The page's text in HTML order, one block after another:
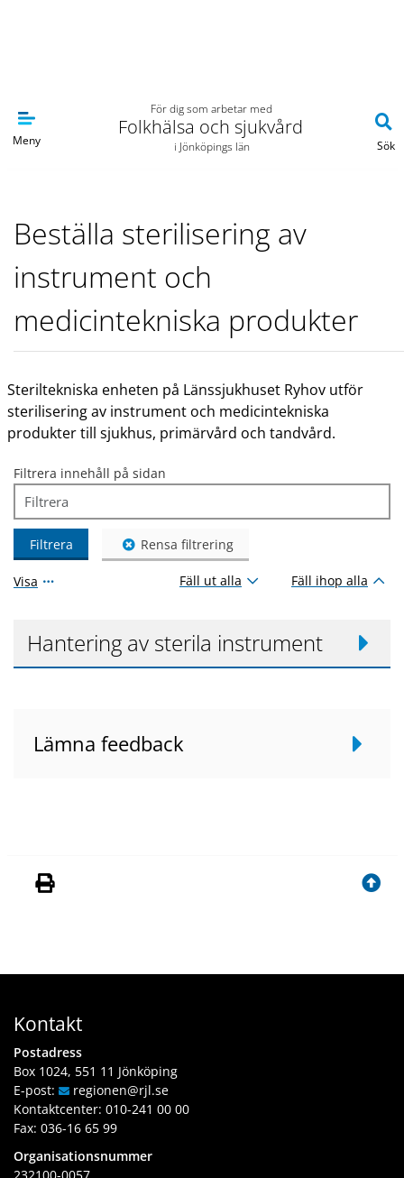
Meny
För dig som arbetar med
Folkhälsa och sjukvård
i Jönköpings län Sök
Beställa sterilisering av
instrument och
medicintekniska produkter
Steriltekniska enheten på Länssjukhuset Ryhov utför
sterilisering av instrument och medicintekniska
produkter till sjukhus, primärvård och tandvård.
Filtrera innehåll på sidan
Filtrera Rensa filtrering
Visa Fäll ut alla Fäll ihop alla
Hantering av sterila instrument
Lämna feedback
Kontakt
Postadress
Box 1024, 551 11 Jönköping
E-post:
regionen@rjl.se
Kontaktcenter: 010-241 00 00
Fax: 036-16 65 99
Organisationsnummer